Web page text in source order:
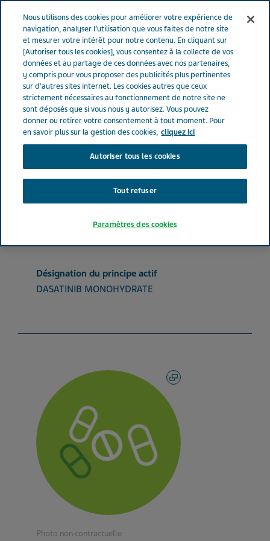
Menu
France Nos Produits DASATINIB TEVA® 50 mg (bte de 60 x 1)
DASATINIB TEVA® 50 mg
(bte de 60 x 1)
ANTINÉOPLASIQUES DASATINIB MONOHYDRATE
Forme pharmaceutique
Désignation du principe actif
DASATINIB MONOHYDRATE
Photo non contractuelle
Nous utilisons des cookies pour améliorer votre expérience de
navigation, analyser l’utilisation que vous faites de notre site
et mesurer votre intérêt pour notre contenu. En cliquant sur
[Autoriser tous les cookies], vous consentez à la collecte de vos
données et au partage de ces données avec nos partenaires,
y compris pour vous proposer des publicités plus pertinentes
sur d'autres sites internet. Les cookies autres que ceux
strictement nécessaires au fonctionnement de notre site ne
sont déposés que si vous nous y autorisez. Vous pouvez
donner ou retirer votre consentement à tout moment. Pour
en savoir plus sur la gestion des cookies, cliquez ici
Autoriser tous les cookies
Tout refuser
Paramètres des cookies